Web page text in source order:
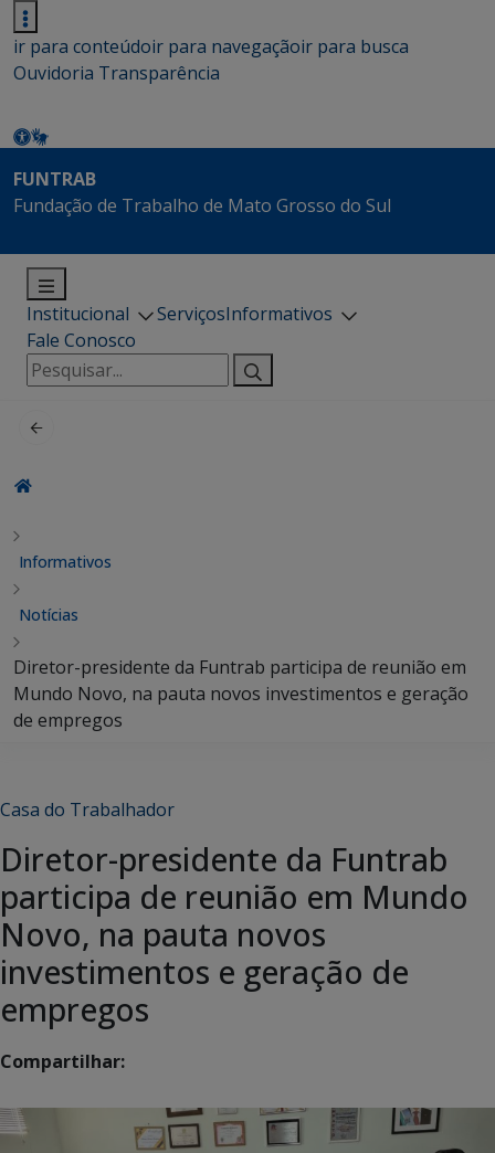
ir para conteúdoir para navegaçãoir para busca
Ouvidoria Transparência
FUNTRAB
Fundação de Trabalho de Mato Grosso do Sul
Institucional ServiçosInformativos
Fale Conosco
Pesquisar
por:
Informativos
Notícias
Diretor-presidente da Funtrab participa de reunião em
Mundo Novo, na pauta novos investimentos e geração
de empregos
Casa do Trabalhador
Diretor-presidente da Funtrab
participa de reunião em Mundo
Novo, na pauta novos
investimentos e geração de
empregos
Compartilhar: